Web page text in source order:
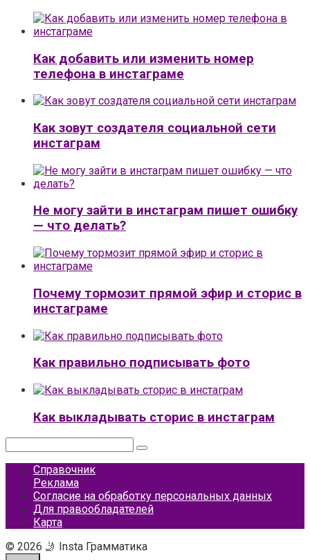
Как добавить или изменить номер
телефона в инстаграме
Как зовут создателя социальной сети
инстаграм
Не могу зайти в инстаграм пишет ошибку
— что делать?
Почему тормозит прямой эфир и сторис в
инстаграме
Как правильно подписывать фото
Как выкладывать сторис в инстаграм
Справочник
Реклама
Согласие на обработку персональных данных
Для правообладателей
Карта
© 2026 🤳 Insta Грамматика